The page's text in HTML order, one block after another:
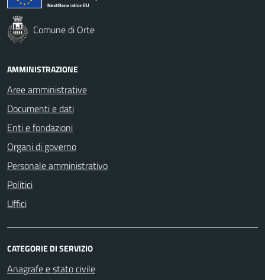
Comune di Orte
AMMINISTRAZIONE
Aree amministrative
Documenti e dati
Enti e fondazioni
Organi di governo
Personale amministrativo
Politici
Uffici
CATEGORIE DI SERVIZIO
Anagrafe e stato civile